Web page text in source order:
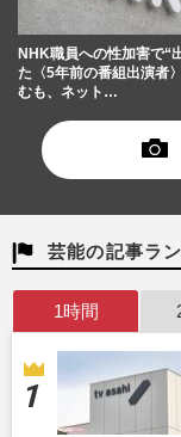
NHK職員への性加害で“
た〈5年前の番組出演者
むも、ネット…
芸能の記事ラ
1時間